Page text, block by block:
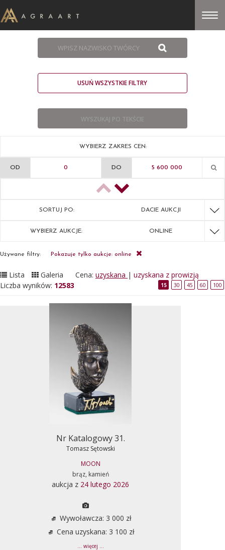
USUŃ WSZYSTKIE FILTRY
WYBIERZ ZAKRES CEN:
OD DO
SORTUJ PO: DACIE AUKCJI
WYBIERZ AUKCJE: ONLINE
Używane filtry: Pokazuje tylko aukcje: online
Lista Galeria Cena: uzyskana | uzyskana z prowizją
Liczba wyników: 12583 15 30 45 60 100
Nr Katalogowy 31.
Tomasz Sętowski
MOON
brąz, kamień
aukcja z 24 lutego 2026
Wywoławcza: 3 000 zł
Cena uzyskana: 3 100 zł
... więcej ...